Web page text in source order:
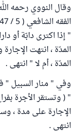
وقال النووي رحمه
الفقه الشافعي ( 5 / 247 ):
" إذا اكترى دابّة أو
المدّة ، انتهت
المدّة ، أم لا " انتهى .
وفي " منار السبيل " في
" ( وتستقر الأجرة
الإجارة على مدة ،
انتهى .